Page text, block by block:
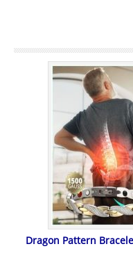
Dragon Pattern